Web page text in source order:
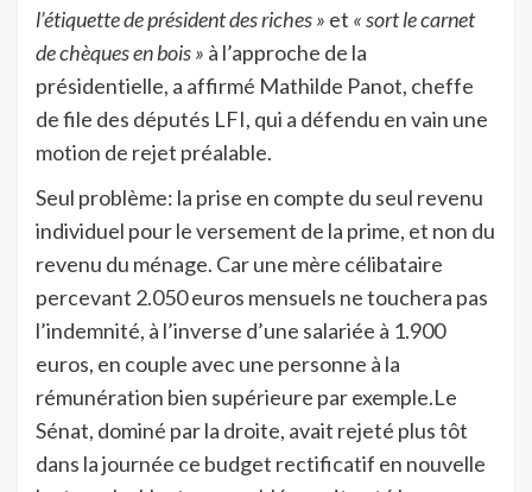
l’étiquette de président des riches » et « sort le carnet
de chèques en bois » à l’approche de la
présidentielle, a affirmé Mathilde Panot, cheffe
de file des députés LFI, qui a défendu en vain une
motion de rejet préalable.
Seul problème: la prise en compte du seul revenu
individuel pour le versement de la prime, et non du
revenu du ménage. Car une mère célibataire
percevant 2.050 euros mensuels ne touchera pas
l’indemnité, à l’inverse d’une salariée à 1.900
euros, en couple avec une personne à la
rémunération bien supérieure par exemple.Le
Sénat, dominé par la droite, avait rejeté plus tôt
dans la journée ce budget rectificatif en nouvelle